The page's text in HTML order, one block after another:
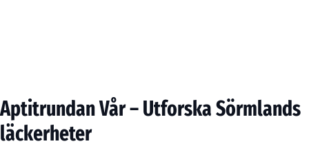
Aptitrundan Vår – Utforska Sörmlands
läckerheter